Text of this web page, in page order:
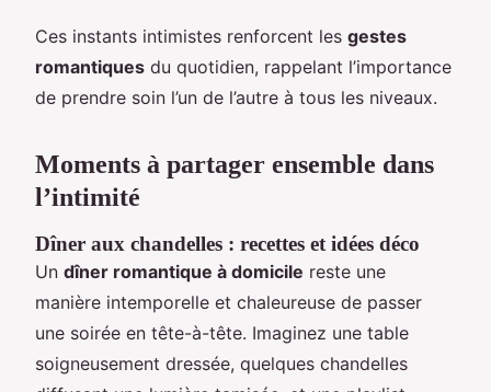
Ces instants intimistes renforcent les gestes
romantiques du quotidien, rappelant l’importance
de prendre soin l’un de l’autre à tous les niveaux.
Moments à partager ensemble dans
l’intimité
Dîner aux chandelles : recettes et idées déco
Un dîner romantique à domicile reste une
manière intemporelle et chaleureuse de passer
une soirée en tête-à-tête. Imaginez une table
soigneusement dressée, quelques chandelles